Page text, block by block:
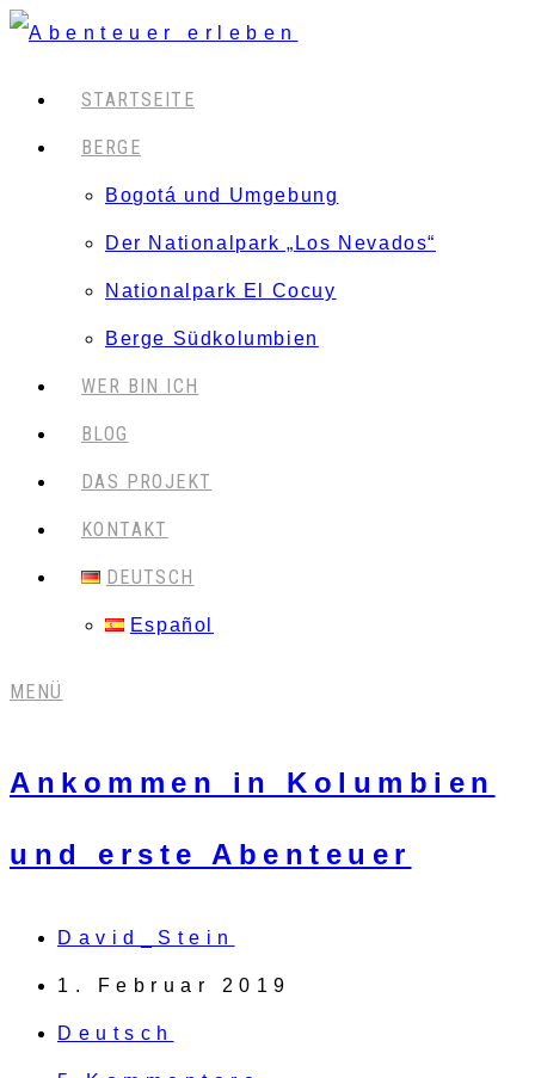
STARTSEITE
BERGE
Bogotá und Umgebung
Der Nationalpark „Los Nevados“
Nationalpark El Cocuy
Berge Südkolumbien
WER BIN ICH
BLOG
DAS PROJEKT
KONTAKT
DEUTSCH
Español
MENÜ
Ankommen in Kolumbien
und erste Abenteuer
David_Stein
1. Februar 2019
Deutsch